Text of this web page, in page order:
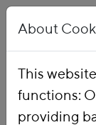
Our Work
About
This
functions:
providing